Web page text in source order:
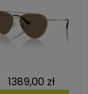
1389,00 zł